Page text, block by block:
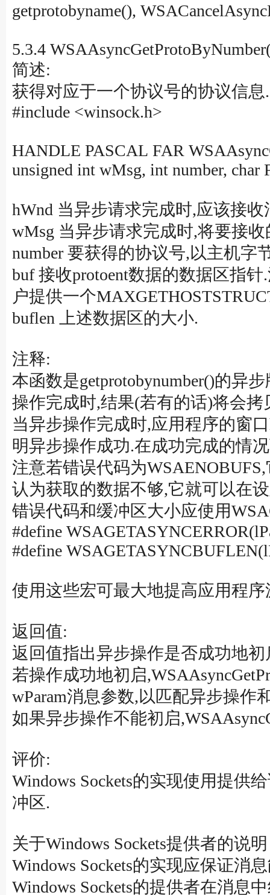
getprotobyname(),
5.3.4
简述:
获得对应于一个协议号的协议信息
#include <winsock.h>
HANDLE PASCAL FAR
unsigned int wMsg, int number,
hWnd 当异步请求完成时,应该接
wMsg 当异步请求完成时,将要接收
number 要获得的协议号,以主机字
buf 接收protoent数据的数据区指
户提供一个
buflen 上述数据区的大小.
注释:
本函数是getprotobynumber()的异
操作完成时,结果(若有的话)将会
当异步操作完成时,应用程序的窗
明异步操作成功.在成功完成的情
注意若错误代码为
认为获取的数据不够,它就可以在
错误代码和缓冲区大小应使用
#define
#define
使用这些宏可最大地提高应用程
返回值:
返回值指出异步操作是否成功地
若操作成功地初启
wParam消息参数,以匹配异步操作
如果异步操作不能初启
评价:
Windows Sockets的实现使用提供
冲区.
关于Windows Sockets提供者的说
Windows Sockets的实现应保证消
Windows Sockets的提供者在消息